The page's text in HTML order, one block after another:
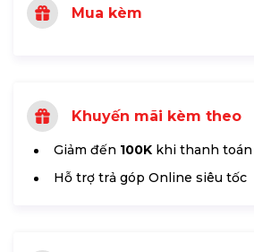
Mua kèm
Khuyến mãi kèm theo
Giảm đến 100K khi thanh toán
Hỗ trợ trả góp Online siêu tốc